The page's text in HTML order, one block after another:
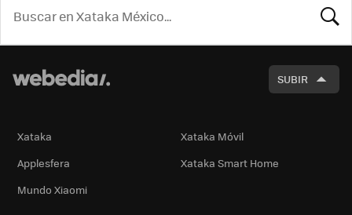
SUBIR
Xataka
Xataka Móvil
Applesfera
Xataka Smart Home
Mundo Xiaomi